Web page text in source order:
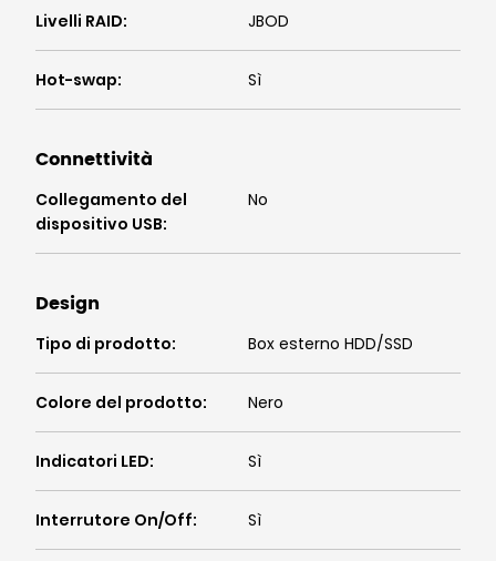
Livelli RAID: JBOD
Hot-swap: Sì
Connettività
Collegamento del
dispositivo USB:
No
Design
Tipo di prodotto: Box esterno HDD/SSD
Colore del prodotto: Nero
Indicatori LED: Sì
Interrutore On/Off: Sì